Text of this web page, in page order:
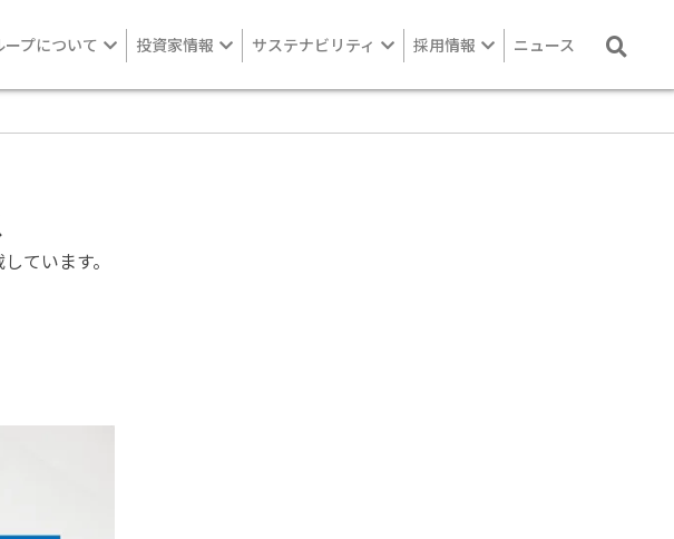
プについて 投資家情報 サステナビリティ 採用情報 ニュース
ています。